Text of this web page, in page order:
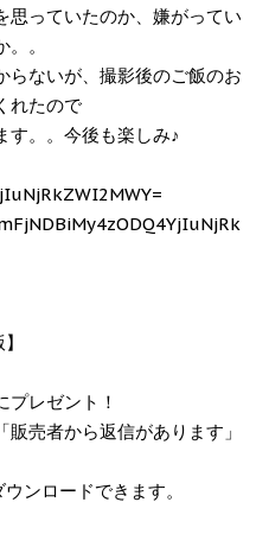
思っていたのか、嫌がってい
。
らないが、撮影後のご飯のお
れたので
す。。今後も楽しみ♪
】
レゼント！
売者から返信があります」
ンロードできます。